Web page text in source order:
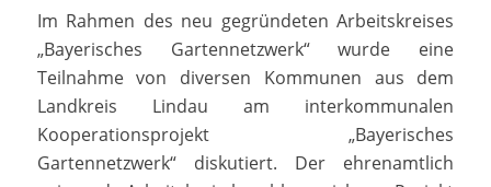
Im Rahmen des neu gegründeten Arbeitskreises
„Bayerisches Gartennetzwerk“ wurde eine
Teilnahme von diversen Kommunen aus dem
Landkreis Lindau am interkommunalen
Kooperationsprojekt „Bayerisches
Gartennetzwerk“ diskutiert. Der ehrenamtlich